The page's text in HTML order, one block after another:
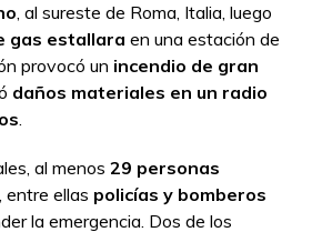
, al sureste de Roma, Italia, luego
gas estallara en una estación de
provocó un incendio de gran
daños materiales en un radio
.
al menos 29 personas
, entre ellas policías y bomberos
la emergencia. Dos de los